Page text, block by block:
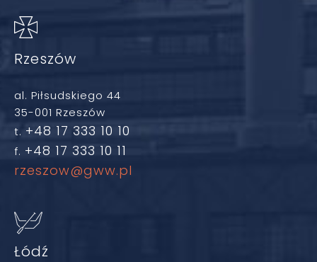
Rzeszów
al. Piłsudskiego 44
35-001 Rzeszów
t. +48 17 333 10 10
f. +48 17 333 10 11
rzeszow@gww.pl
Łódź